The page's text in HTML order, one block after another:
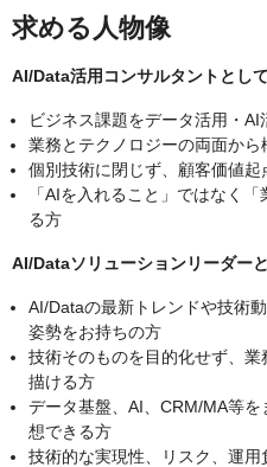
求める人物像
AI/Data活用コンサルタントとして
ビジネス課題をデータ活用・
業務とテクノロジーの両面から
個別技術に閉じず、顧客価値起
「AIを入れること」ではなく
る方
AI/Dataソリューションリーダー
AI/Dataの最新トレンドや技術
姿勢をお持ちの方
技術そのものを目的化せず、
描ける方
データ基盤、AI、CRM/MA等
想できる方
技術的な実現性、リスク、運